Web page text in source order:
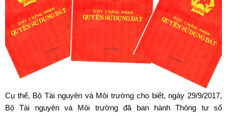
Cụ thể, Bộ Tài nguyên và Môi trường cho biết, ngày 29/9/2017,
Bộ Tài nguyên và Môi trường đã ban hành Thông tư số